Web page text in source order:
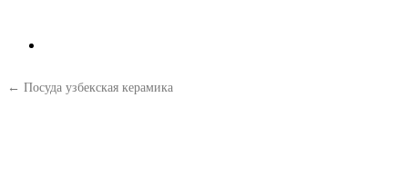
← Посуда узбекская керамика